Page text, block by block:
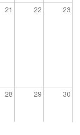
21 22 23
28 29 30